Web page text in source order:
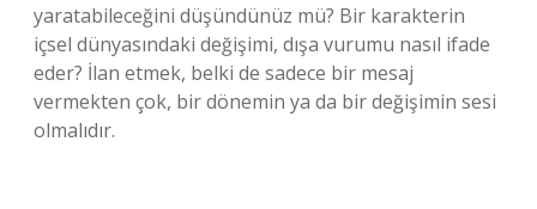
yaratabileceğini düşündünüz mü? Bir karakterin
içsel dünyasındaki değişimi, dışa vurumu nasıl ifade
eder? İlan etmek, belki de sadece bir mesaj
vermekten çok, bir dönemin ya da bir değişimin sesi
olmalıdır.